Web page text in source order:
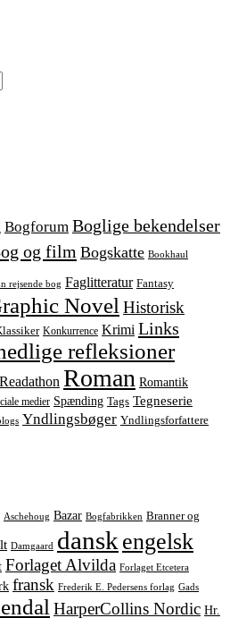
Bogforum Boglige bekendelser
og film Bogskatte Bookhaul
rejsende bog Faglitteratur Fantasy
Novel Historisk
Konkurrence Krimi Links
refleksioner
Readathon Roman Romantik
medier Spænding Tags Tegneserie
Yndlingsbøger Yndlingsforfattere
Aschehoug Bazar Bogfabrikken Branner og
Damgaard dansk engelsk
Forlaget Alvilda Forlaget Etcetera
fransk Frederik E. Pedersens forlag Gads
HarperCollins Nordic Hr.